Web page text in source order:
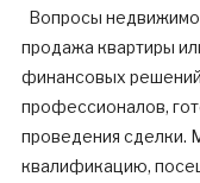
Вопросы
продажа квартиры
финансовых
профессионалов,
проведения сделки.
квалификацию,